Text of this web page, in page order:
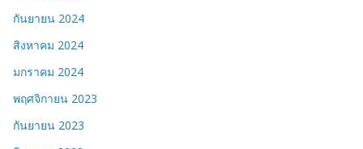
กันยายน 2024
สิงหาคม 2024
มกราคม 2024
พฤศจิกายน 2023
กันยายน 2023